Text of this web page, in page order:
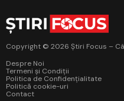
Copyright © 2026 Știri Focus –
Despre Noi
Termeni și Condiții
Politica de Confidențialitate
Politică cookie-uri
Contact